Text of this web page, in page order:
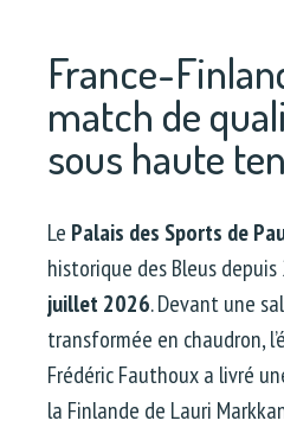
France-
match de
sous haute
Le Palais des Sports de
historique des Bleus depuis
juillet 2026. Devant une
transformée en chaudron,
Frédéric Fauthoux a livré
la Finlande de Lauri